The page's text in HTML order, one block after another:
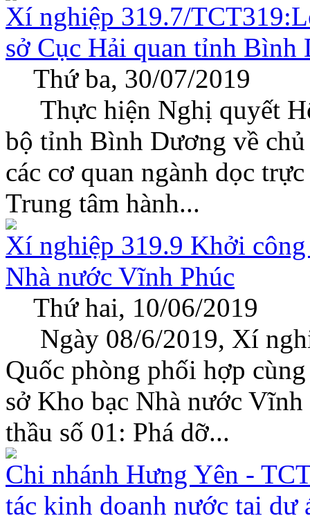
Xí nghiệp 319.7/
sở Cục Hải quan tỉnh Bình
Thứ ba, 30/07/2019
Thực hiện Nghị quyết
bộ tỉnh Bình Dương về
các cơ quan ngành dọc
Trung tâm hành...
Xí nghiệp 319.9 Khởi
Nhà nước Vĩnh Phúc
Thứ hai, 10/06/2019
Ngày 08/6/2019, Xí
Quốc phòng phối hợp
sở Kho bạc Nhà nước
thầu số 01: Phá dỡ...
Chi nhánh Hưng Yên -
tác kinh doanh nước tại